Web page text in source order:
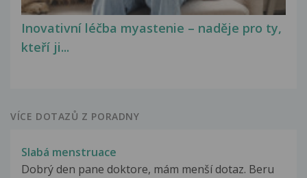
Inovativní léčba myastenie – naděje pro ty,
kteří ji...
VÍCE DOTAZŮ Z PORADNY
Slabá menstruace
Dobrý den pane doktore, mám menší dotaz. Beru